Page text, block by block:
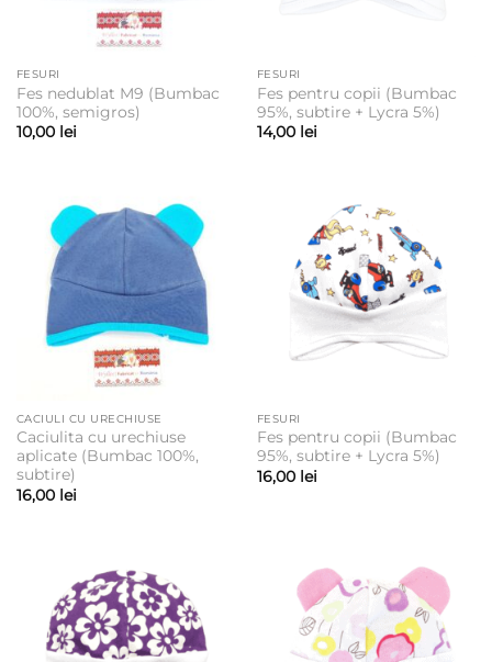
FESURI
Fes nedublat M9 (Bumbac
100%, semigros)
10,00 lei
FESURI
Fes pentru copii (Bumbac
95%, subtire + Lycra 5%)
14,00 lei
CACIULI CU URECHIUSE
Caciulita cu urechiuse
aplicate (Bumbac 100%,
subtire)
16,00 lei
FESURI
Fes pentru copii (Bumbac
95%, subtire + Lycra 5%)
16,00 lei